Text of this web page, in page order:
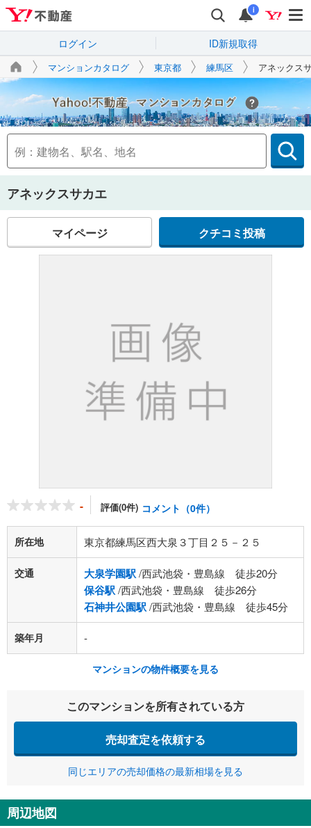
i
ログイン ID新規取得
マンションカタログ 東京都 練馬区 アネックス
Yahoo!不動産
アネックスサカエ
マイページ クチコミ投稿
- 評価(0件) コメント（0件）
所在地 東京都練馬区西大泉３丁目２５－２５
交通 大泉学園駅/西武池袋・豊島線 徒歩20分
保谷駅/西武池袋・豊島線 徒歩26分
石神井公園駅/西武池袋・豊島線 徒歩45分
築年月 -
マンションの物件概要を見る
このマンションを所有されている方
売却査定を依頼する
同じエリアの売却価格の最新相場を見る
周辺地図